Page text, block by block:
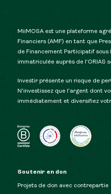
MiiMOSA est une plateforme
Financiers (AMF) en tant que
de Financement Participatif sous
immatriculée auprès de l’ORIAS
Investir présente un risque de
N’investissez que l’argent dont
immédiatement et diversifiez
Soutenir en don
Projets de don avec contrepartie